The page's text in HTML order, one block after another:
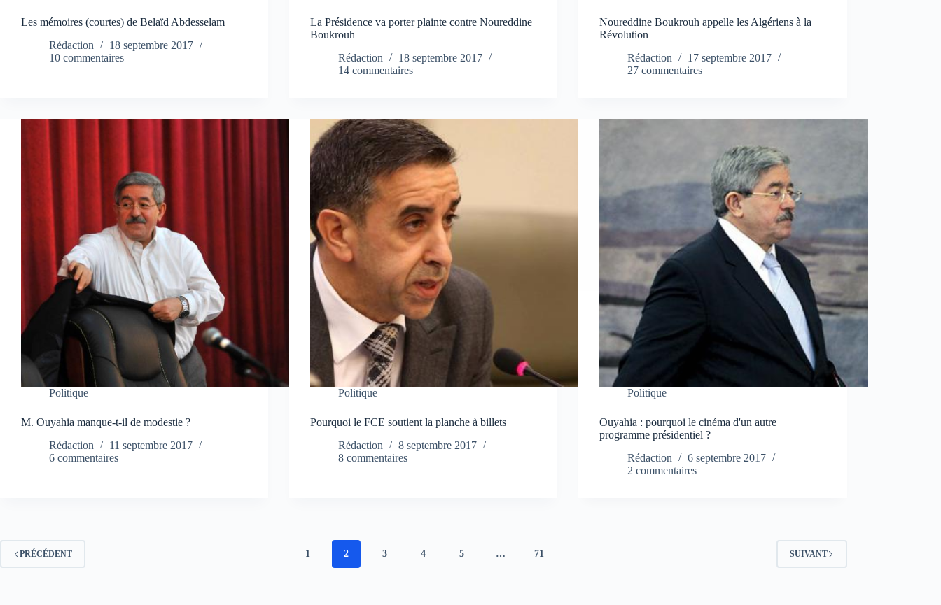
Les mémoires (courtes) de Belaïd Abdesselam
Rédaction
18 septembre 2017
10 commentaires
La Présidence va porter plainte contre Noureddine
Boukrouh
Rédaction
18 septembre 2017
14 commentaires
Noureddine Boukrouh appelle les Algériens à la
Révolution
Rédaction
17 septembre 2017
27 commentaires
Politique
M. Ouyahia manque-t-il de modestie ?
Rédaction
11 septembre 2017
6 commentaires
Politique
Pourquoi le FCE soutient la planche à billets
Rédaction
8 septembre 2017
8 commentaires
Politique
Ouyahia : pourquoi le cinéma d'un autre
programme présidentiel ?
Rédaction
6 septembre 2017
2 commentaires
PRÉCÉDENT 1 2 3 4 5 … 71 SUIVANT